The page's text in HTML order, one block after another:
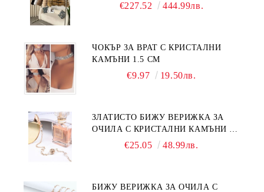
€227.52 444.99лв.
ЧОКЪР ЗА ВРАТ С КРИСТАЛНИ
КАМЪНИ 1.5 СМ
€9.97 19.50лв.
ЗЛАТИСТО БИЖУ ВЕРИЖКА ЗА
ОЧИЛА С КРИСТАЛНИ КАМЪНИ И
€25.05 48.99лв.
БИЖУ ВЕРИЖКА ЗА ОЧИЛА С